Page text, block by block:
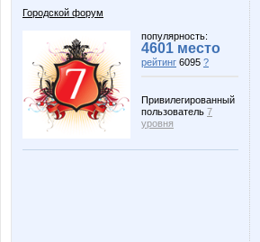
Городской форум
популярность:
4601 место
рейтинг 6095 ?
Привилегированный
пользователь 7
уровня